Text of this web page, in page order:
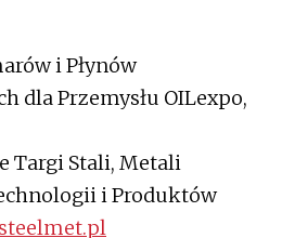
i Płynów
dla Przemysłu OILexpo,
Targi Stali, Metali
i Produktów